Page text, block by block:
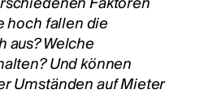
hoch fallen die
aus? Welche
Und können
Umständen auf Mieter